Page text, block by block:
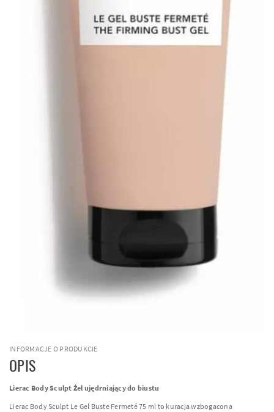
INFORMACJE O PRODUKCIE
OPIS
Lierac Body Sculpt Żel ujędrniający do biustu
Lierac Body Sculpt Le Gel Buste Fermeté 75 ml to kuracja wzbogacona